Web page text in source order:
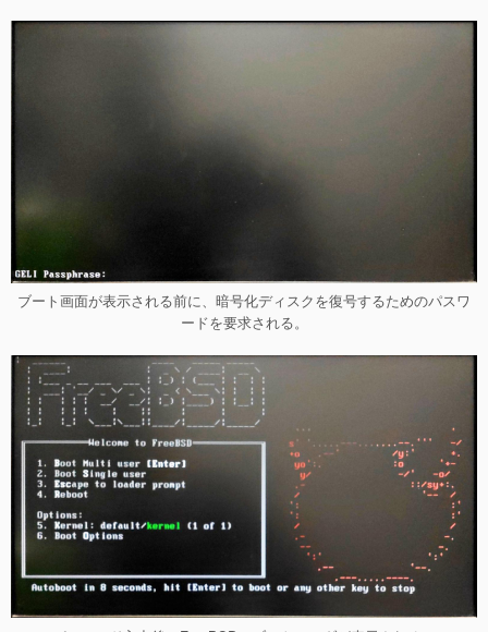
ブート画面が表示される前に、暗号化ディスクを復号するためのパスワ
ードを要求される。